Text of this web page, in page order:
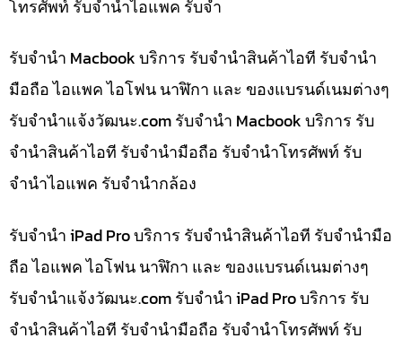
โทรศัพท์ รับจำนำไอแพค รับจำ
รับจำนำ Macbook บริการ รับจำนำสินค้าไอที รับจำนำ
มือถือ ไอแพค ไอโฟน นาฬิกา และ ของแบรนด์เนมต่างๆ
รับจํานําแจ้งวัฒนะ.com รับจำนำ Macbook บริการ รับ
จำนำสินค้าไอที รับจำนำมือถือ รับจำนำโทรศัพท์ รับ
จำนำไอแพค รับจำนำกล้อง
รับจำนำ iPad Pro บริการ รับจำนำสินค้าไอที รับจำนำมือ
ถือ ไอแพค ไอโฟน นาฬิกา และ ของแบรนด์เนมต่างๆ
รับจํานําแจ้งวัฒนะ.com รับจำนำ iPad Pro บริการ รับ
จำนำสินค้าไอที รับจำนำมือถือ รับจำนำโทรศัพท์ รับ